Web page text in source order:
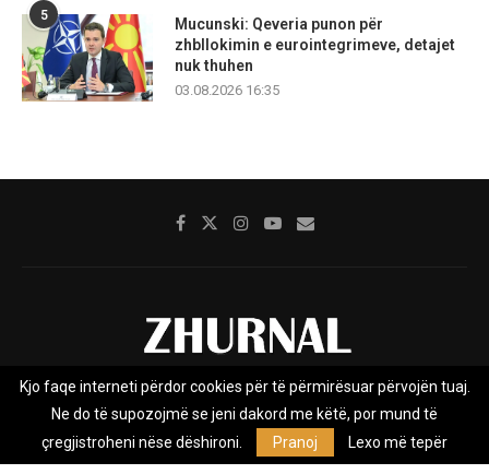
5
Mucunski: Qeveria punon për
zhbllokimin e eurointegrimeve, detajet
nuk thuhen
03.08.2026 16:35
Rreth nesh Impresumi Marketing
Privacy Policy
Zhurnal.mk është Agjenci e Lajmeve e pavarur, e themeluar në vitin
Kjo faqe interneti përdor cookies për të përmirësuar përvojën tuaj.
Ne do të supozojmë se jeni dakord me këtë, por mund të
çregjistroheni nëse dëshironi.
Pranoj Lexo më tepër